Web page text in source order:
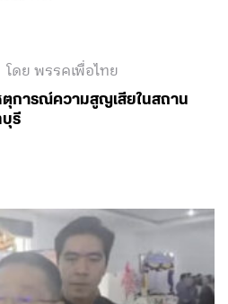
โดย พรรคเพื่อไทย
ตุการณ์ความสูญเสียในสถาน
บุรี